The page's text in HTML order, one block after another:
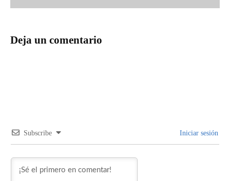
Deja un comentario
Subscribe Iniciar sesión